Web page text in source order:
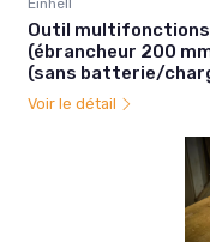
Einhell
Outil multifonctions
(ébrancheur 200
(sans batterie/
Voir le détail